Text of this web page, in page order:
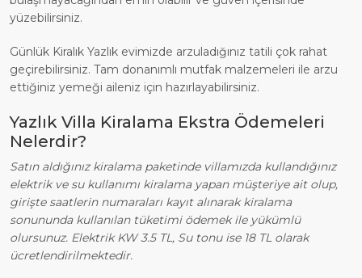
yüzebilirsiniz.
Günlük Kiralık Yazlık evimizde arzuladığınız tatili çok rahat
geçirebilirsiniz. Tam donanımlı mutfak malzemeleri ile arzu
ettiğiniz yemeği aileniz için hazırlayabilirsiniz.
Yazlık Villa Kiralama Ekstra Ödemeleri
Nelerdir?
Satın aldığınız kiralama paketinde villamızda kullandığınız
elektrik ve su kullanımı kiralama yapan müşteriye ait olup,
girişte saatlerin numaraları kayıt alınarak kiralama
sonununda kullanılan tüketimi ödemek ile yükümlü
olursunuz. Elektrik KW 3.5 TL, Su tonu ise 18 TL olarak
ücretlendirilmektedir.